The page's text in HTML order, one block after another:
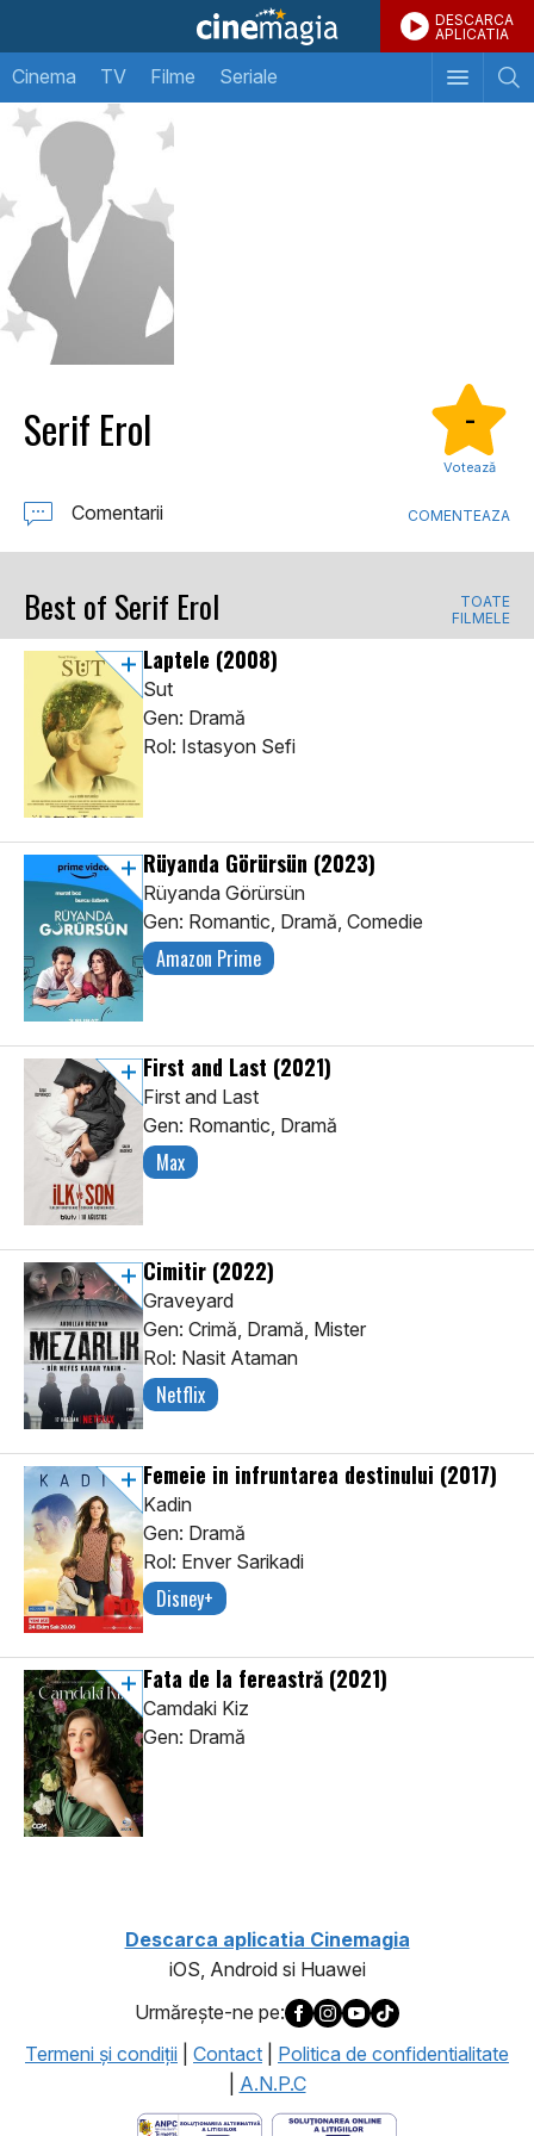
DESCARCA
APLICATIA
Cinema TV Filme Seriale
Serif Erol -
Votează
Comentarii COMENTEAZA
Best of Serif Erol
TOATE
FILMELE
Laptele (2008)
Sut
Gen: Dramă
Rol: Istasyon Sefi
Rüyanda Görürsün (2023)
Rüyanda Görürsün
Gen: Romantic, Dramă, Comedie
Amazon Prime
First and Last (2021)
First and Last
Gen: Romantic, Dramă
Max
Cimitir (2022)
Graveyard
Gen: Crimă, Dramă, Mister
Rol: Nasit Ataman
Netflix
Femeie in infruntarea destinului (2017)
Kadin
Gen: Dramă
Rol: Enver Sarikadi
Disney+
Fata de la fereastră (2021)
Camdaki Kiz
Gen: Dramă
Descarca aplicatia Cinemagia
iOS, Android si Huawei
Urmăreşte-ne pe:
Termeni şi condiţii
Contact
Politica de confidentialitate
A.N.P.C